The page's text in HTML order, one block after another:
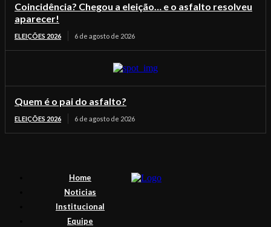
Coincidência? Chegou a eleição… e o asfalto resolveu
aparecer!
ELEIÇÕES 2026 6 de agosto de 2026
Quem é o pai do asfalto?
ELEIÇÕES 2026 6 de agosto de 2026
Home
Noticias
Institucional
Equipe